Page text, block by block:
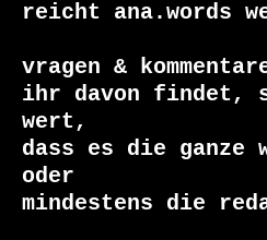
reicht ana.words
vragen &
ihr davon findet,
wert,
dass es die
oder